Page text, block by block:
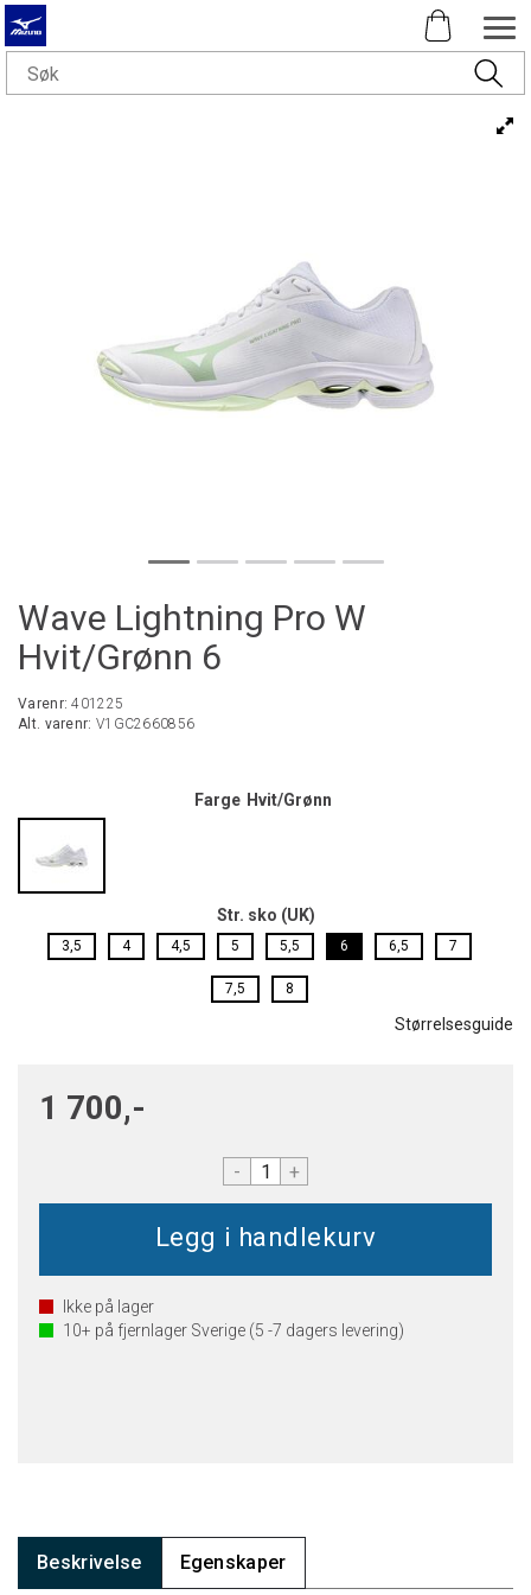
Wave Lightning Pro W
Hvit/Grønn 6
Varenr:401225
Alt. varenr: V1GC2660856
Farge Hvit/Grønn
Str. sko (UK)
3,5 4 4,5 5 5,5 6 6,5 7
7,5 8
Størrelsesguide
1 700,-
- +
Ikke på lager
10+ på fjernlager Sverige (5 -7 dagers levering)
Beskrivelse Egenskaper